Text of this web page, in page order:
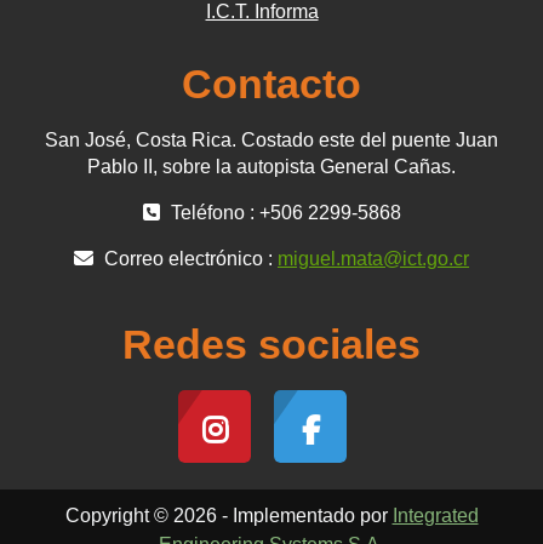
I.C.T. Informa
Contacto
San José, Costa Rica. Costado este del puente Juan
Pablo II, sobre la autopista General Cañas.
Teléfono : +506 2299-5868
Correo electrónico : miguel.mata@ict.go.cr
Redes sociales
Copyright © 2026 - Implementado por Integrated